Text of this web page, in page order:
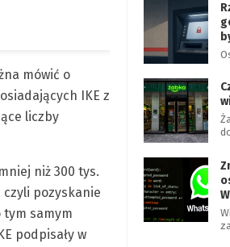
mówić o
IKE z
liczby
niż 300 tys.
czyli pozyskanie
tym samym
podpisały w